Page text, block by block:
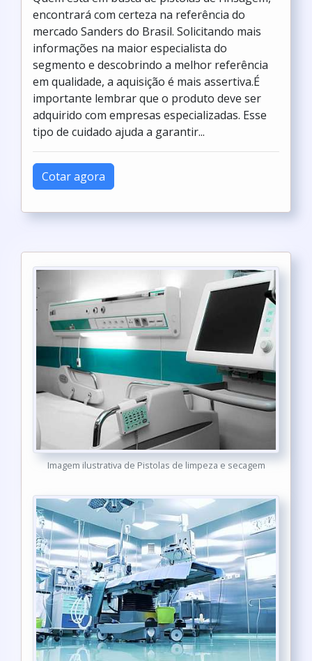
encontrará com certeza na referência do
mercado Sanders do Brasil. Solicitando mais
informações na maior especialista do
segmento e descobrindo a melhor referência
em qualidade, a aquisição é mais assertiva.É
importante lembrar que o produto deve ser
adquirido com empresas especializadas. Esse
tipo de cuidado ajuda a garantir...
Cotar agora
Imagem ilustrativa de Pistolas de limpeza e secagem